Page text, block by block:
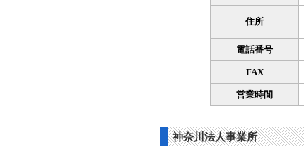
住所
電話番号
FAX
営業時間
神奈川法人事業所